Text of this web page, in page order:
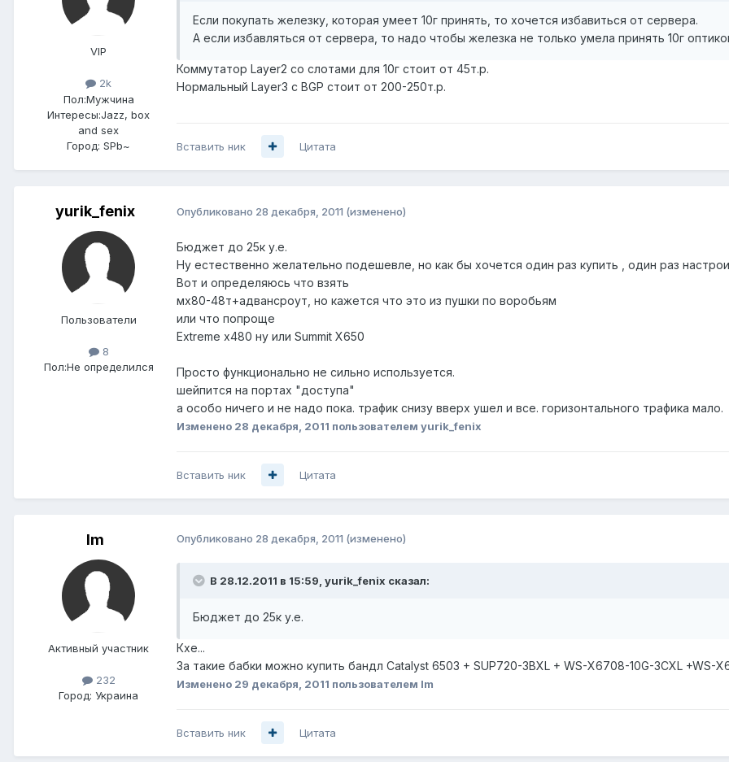
VIP
2k
Пол:Мужчина
Интересы:Jazz, box
and sex
Город: SPb~
Если покупать железку, которая умеет 10г принять, то хочется избавиться от сервера.
А если избавляться от сервера, то надо чтобы железка не только умела принять 10г
Коммутатор Layer2 со слотами для 10г стоит от 45т.р.
Нормальный Layer3 с BGP стоит от 200-250т.р.
Вставить ник Цитата
yurik_fenix
Пользователи
8
Пол:Не определился
Опубликовано 28 декабря, 2011 (изменено)
Бюджет до 25к у.е.
Ну естественно желательно подешевле, но как бы хочется один раз купить , один раз
Вот и определяюсь что взять
мх80-48т+адвансроут, но кажется что это из пушки по воробьям
или что попроще
Extreme x480 ну или Summit X650
Просто функционально не сильно используется.
шейпится на портах "доступа"
а особо ничего и не надо пока. трафик снизу вверх ушел и все. горизонтального трафика мало.
Изменено 28 декабря, 2011 пользователем yurik_fenix
Вставить ник Цитата
lm
Активный участник
232
Город: Украина
Опубликовано 28 декабря, 2011 (изменено)
В 28.12.2011 в 15:59, yurik_fenix сказал:
Бюджет до 25к у.е.
Кхе...
За такие бабки можно купить бандл Catalyst 6503 + SUP720-3BXL + WS-X6708-10G-3CXL +WS-
Изменено 29 декабря, 2011 пользователем lm
Вставить ник Цитата